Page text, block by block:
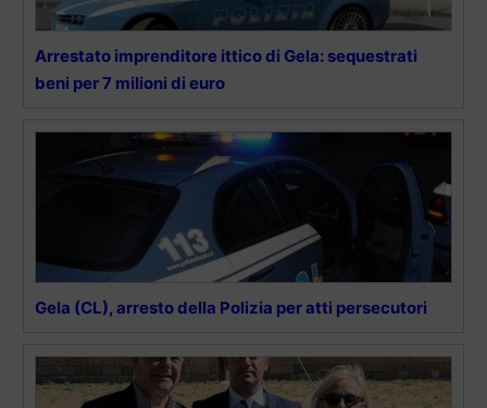
Arrestato imprenditore ittico di Gela: sequestrati
beni per 7 milioni di euro
Gela (CL), arresto della Polizia per atti persecutori